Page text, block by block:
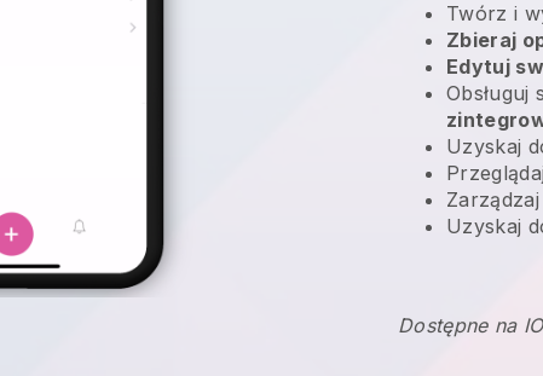
Twórz i
Zbieraj
Edytuj
Obsługuj
Uzyskaj
Zarządzaj
Uzyskaj
Dostępne na